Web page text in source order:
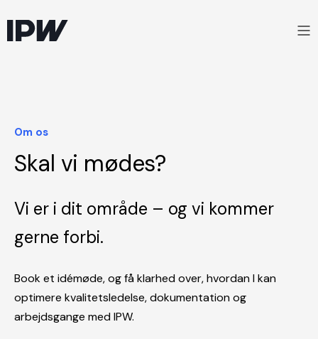
Om os
Skal vi mødes?
Vi er i dit område – og vi kommer
gerne forbi.
Book et idé­møde, og få klarhed over, hvordan I kan
optimere kvalitetsledelse, dokumentation og
arbejdsgange med IPW.